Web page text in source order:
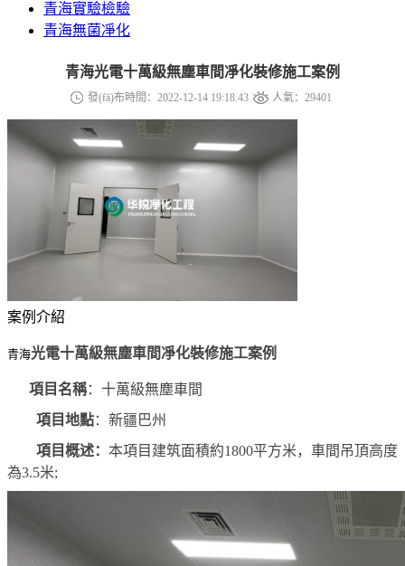
青海實驗檢驗
青海無菌凈化
青海光電十萬級無塵車間凈化裝修施工案例
發(fā)布時間：2022-12-14 19:18:43 人氣：29401
案例介紹
青海光電十萬級無塵車間凈化裝修施工案例
項目名稱：十萬級無塵車間
項目地點：新疆巴州
項目概述： 本項目建筑面積約1800平方米，車間吊頂高度
為3.5米;